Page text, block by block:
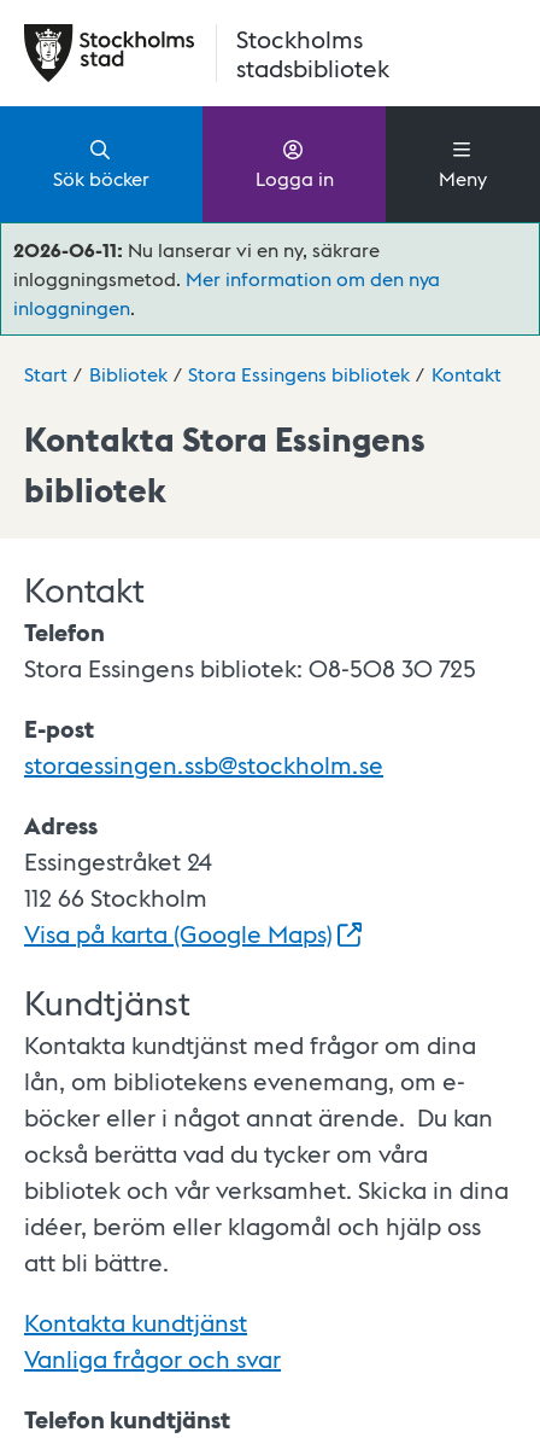
Stockholms
stadsbibliotek
Sök böcker Logga in Meny
2026-06-11: Nu lanserar vi en ny, säkrare
inloggningsmetod. Mer information om den nya
inloggningen.
Start Bibliotek Stora Essingens bibliotek Kontakt
Kontakta Stora Essingens
bibliotek
Kontakt
Telefon
Stora Essingens bibliotek: 08-508 30 725
E-post
storaessingen.ssb@stockholm.se
Adress
Essingestråket 24
112 66 Stockholm
Visa på karta (Google Maps)
Kundtjänst
Kontakta kundtjänst med frågor om dina
lån, om bibliotekens evenemang, om e-
böcker eller i något annat ärende. Du kan
också berätta vad du tycker om våra
bibliotek och vår verksamhet. Skicka in dina
idéer, beröm eller klagomål och hjälp oss
att bli bättre.
Kontakta kundtjänst
Vanliga frågor och svar
Telefon kundtjänst